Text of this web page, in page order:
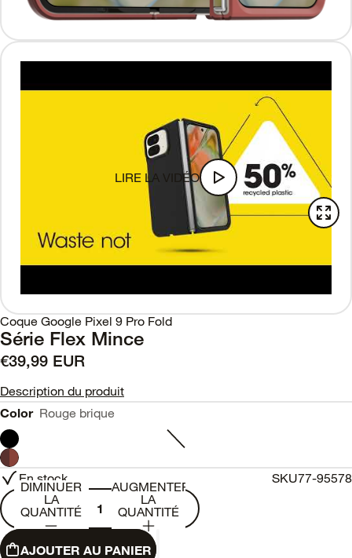
LIRE LA VIDÉO
Coque Google Pixel 9 Pro Fold
Série Flex Mince
€39,99 EUR
Description du produit
Color Rouge brique
En stock SKU77-95578
DIMINUER
LA
QUANTITÉ
AUGMENTER
LA
QUANTITÉ
AJOUTER AU PANIER